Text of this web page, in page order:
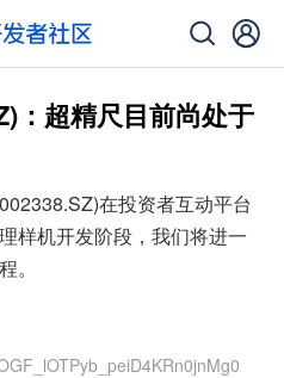
：超精尺目前尚处于
在投资者互动平台
样机开发阶段，我们将进一
。